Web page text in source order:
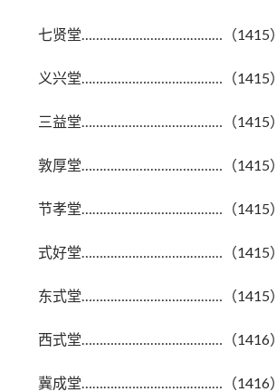
七贤堂…………………………………（1415）
义兴堂…………………………………（1415）
三益堂…………………………………（1415）
敦厚堂…………………………………（1415）
节孝堂…………………………………（1415）
式好堂…………………………………（1415）
东式堂…………………………………（1415）
西式堂…………………………………（1416）
冀成堂…………………………………（1416）